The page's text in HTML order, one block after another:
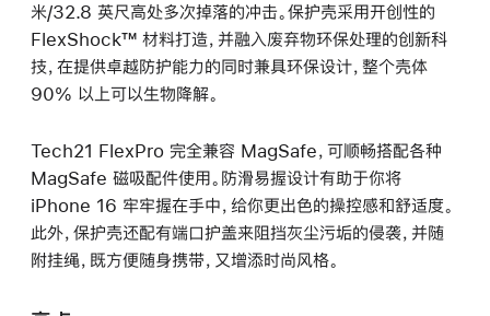
米/32.8 英尺高处多次掉落的冲击。保护壳采用开创性的
FlexShock™ 材料打造，并融入废弃物环保处理的创新科
技，在提供卓越防护能力的同时兼具环保设计，整个壳体
90% 以上可以生物降解。
Tech21 FlexPro 完全兼容 MagSafe，可顺畅搭配各种
MagSafe 磁吸配件使用。防滑易握设计有助于你将
iPhone 16 牢牢握在手中，给你更出色的操控感和舒适度。
此外，保护壳还配有端口护盖来阻挡灰尘污垢的侵袭，并随
附挂绳，既方便随身携带，又增添时尚风格。